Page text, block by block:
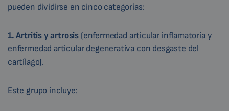
pueden dividirse en cinco categorías:
1. Artritis yartrosis (enfermedad articular inflamatoria y
enfermedad articular degenerativa con desgaste del
cartílago).
Este grupo incluye: